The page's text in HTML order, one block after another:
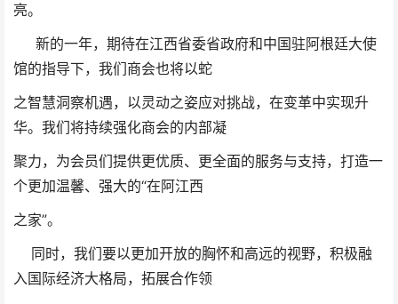
亮。
新的一年，期待在江西省委省政府和中国驻阿根廷大使
馆的指导下，我们商会也将以蛇
之智慧洞察机遇，以灵动之姿应对挑战，在变革中实现升
华。我们将持续强化商会的内部凝
聚力，为会员们提供更优质、更全面的服务与支持，打造一
个更加温馨、强大的“在阿江西
之家”。
同时，我们要以更加开放的胸怀和高远的视野，积极融
入国际经济大格局，拓展合作领